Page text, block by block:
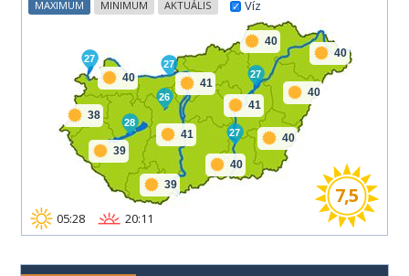
40
38
39
41
39
40
41
41
40
40
40
40
27
28
26
27
27
27
05:28 20:11
7,5
Víz
MAXIMUM MINIMUM AKTUÁLIS